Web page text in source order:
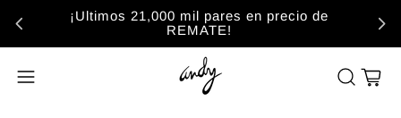
¡Ultimos 21,000 mil pares en precio de
REMATE!
Carrito